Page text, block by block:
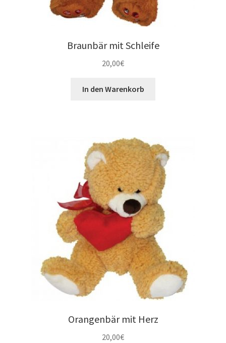
Braunbär mit Schleife
20,00€
In den Warenkorb
Orangenbär mit Herz
20,00€